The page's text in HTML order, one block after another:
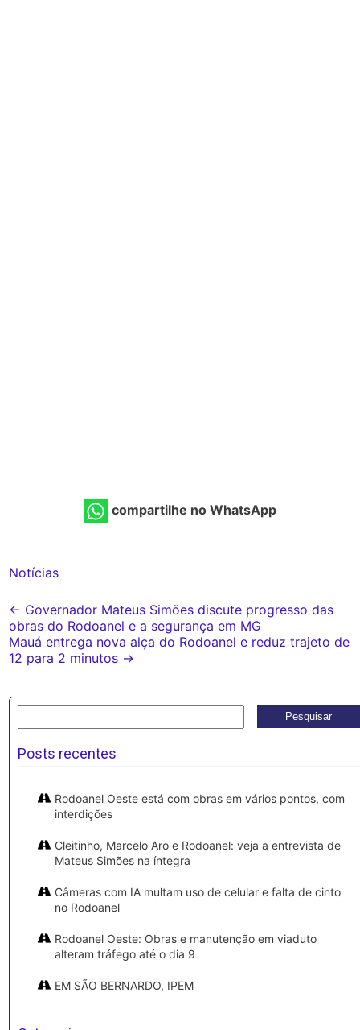
compartilhe no WhatsApp
Notícias
Post
navigation
← Governador Mateus Simões discute progresso das
obras do Rodoanel e a segurança em MG
Mauá entrega nova alça do Rodoanel e reduz trajeto de
12 para 2 minutos →
por:
Posts recentes
Rodoanel Oeste está com obras em vários pontos, com
interdições
Cleitinho, Marcelo Aro e Rodoanel: veja a entrevista de
Mateus Simões na íntegra
Câmeras com IA multam uso de celular e falta de cinto
no Rodoanel
Rodoanel Oeste: Obras e manutenção em viaduto
alteram tráfego até o dia 9
EM SÃO BERNARDO, IPEM